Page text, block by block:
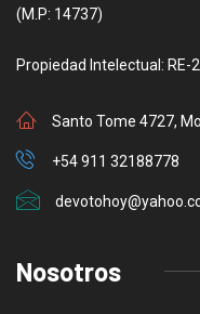
(M.P: 14737)
Propiedad Intelectual:
Santo Tome 4727,
+54 911 32188778
Nosotros